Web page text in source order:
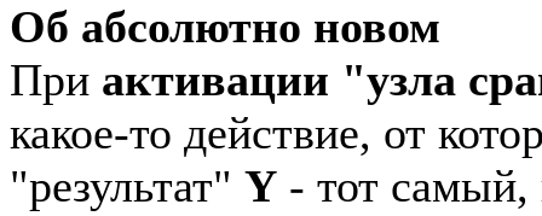
Об абсолютно новом
При активации "узла
какое-то действие, от
"результат" Y - тот самый,